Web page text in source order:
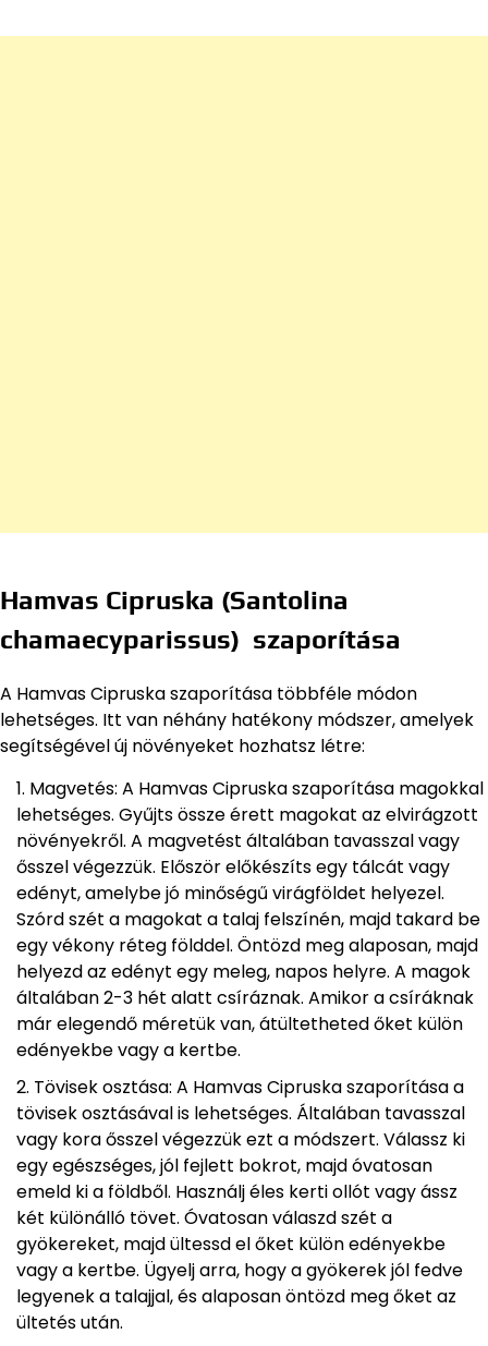
Hamvas Cipruska (Santolina
chamaecyparissus) szaporítása
A Hamvas Cipruska szaporítása többféle módon
lehetséges. Itt van néhány hatékony módszer, amelyek
segítségével új növényeket hozhatsz létre:
Magvetés: A Hamvas Cipruska szaporítása magokkal
lehetséges. Gyűjts össze érett magokat az elvirágzott
növényekről. A magvetést általában tavasszal vagy
ősszel végezzük. Először előkészíts egy tálcát vagy
edényt, amelybe jó minőségű virágföldet helyezel.
Szórd szét a magokat a talaj felszínén, majd takard be
egy vékony réteg földdel. Öntözd meg alaposan, majd
helyezd az edényt egy meleg, napos helyre. A magok
általában 2-3 hét alatt csíráznak. Amikor a csíráknak
már elegendő méretük van, átültetheted őket külön
edényekbe vagy a kertbe.
Tövisek osztása: A Hamvas Cipruska szaporítása a
tövisek osztásával is lehetséges. Általában tavasszal
vagy kora ősszel végezzük ezt a módszert. Válassz ki
egy egészséges, jól fejlett bokrot, majd óvatosan
emeld ki a földből. Használj éles kerti ollót vagy ássz
két különálló tövet. Óvatosan válaszd szét a
gyökereket, majd ültessd el őket külön edényekbe
vagy a kertbe. Ügyelj arra, hogy a gyökerek jól fedve
legyenek a talajjal, és alaposan öntözd meg őket az
ültetés után.